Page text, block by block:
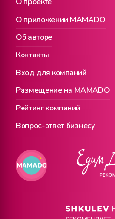
Вход для компаний
О приложении MAMADO
Размещение на MAMADO
Об авторе
Рейтинг компаний
Контакты
Вопрос-ответ бизнесу